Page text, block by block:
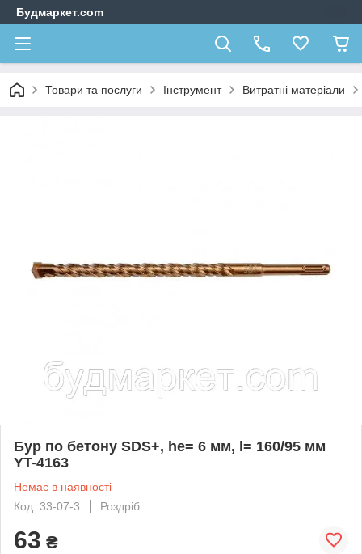
Будмаркет.com
Товари та послуги Інструмент Витратні матеріали
Бур по бетону SDS+, he= 6 мм, l= 160/95 мм
YT-4163
Немає в наявності
Код: 33-07-3
Роздріб
63 ₴